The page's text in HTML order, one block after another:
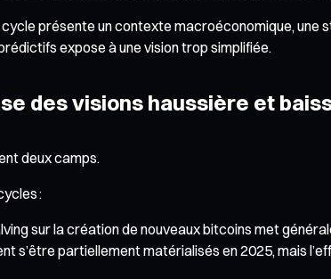
cycle présente un contexte macroéconomique,
expose à une vision trop simplifiée.
des visions haussière et
deux camps.
:
sur la création de nouveaux bitcoins met
s’être partiellement matérialisés en 2025, mais